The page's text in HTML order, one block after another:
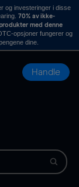
og investeringer i disse
70% av ikke-
med denne
opsjoner fungerer og
dine.
Handle